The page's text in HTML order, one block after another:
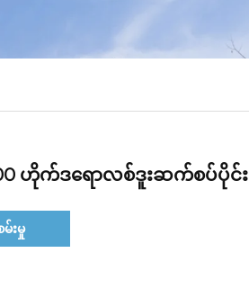
ဟိုက်ဒရောလစ်ဒူးဆက်စပ်ပိုင်း
မ်းမှု